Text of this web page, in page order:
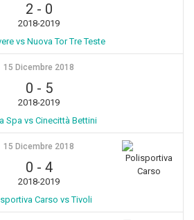
2 - 0
2018-2019
vs Nuova Tor Tre Teste
15 Dicembre 2018
0 - 5
2018-2019
Spa vs Cinecittà Bettini
15 Dicembre 2018
0 - 4
2018-2019
Carso vs Tivoli